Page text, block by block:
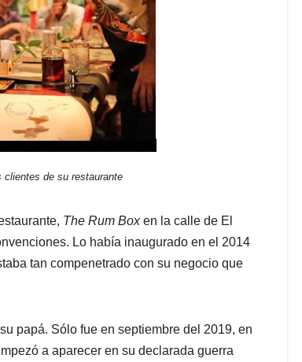
clientes de su restaurante
The Rum Boxen la calle de El
Lo había inaugurado en el 2014
tan compenetrado con su negocio que
papá. Sólo fue en septiembre del 2019, en
a aparecer en su declarada guerra